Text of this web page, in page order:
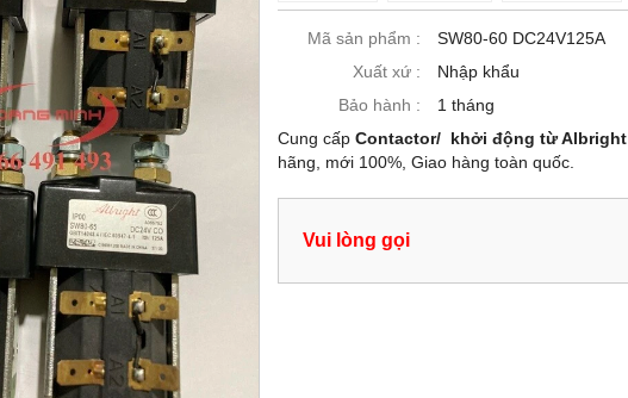
Mã sản phẩm :
SW80-60 DC24V125A
Xuất xứ :
Nhập khẩu
Bảo hành :
1 tháng
Cung cấp Contactor/ khởi động từ Albright
hãng, mới 100%, Giao hàng toàn quốc.
Vui lòng gọi